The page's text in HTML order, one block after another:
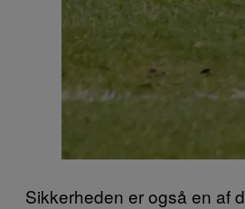
Sikkerheden er også en af